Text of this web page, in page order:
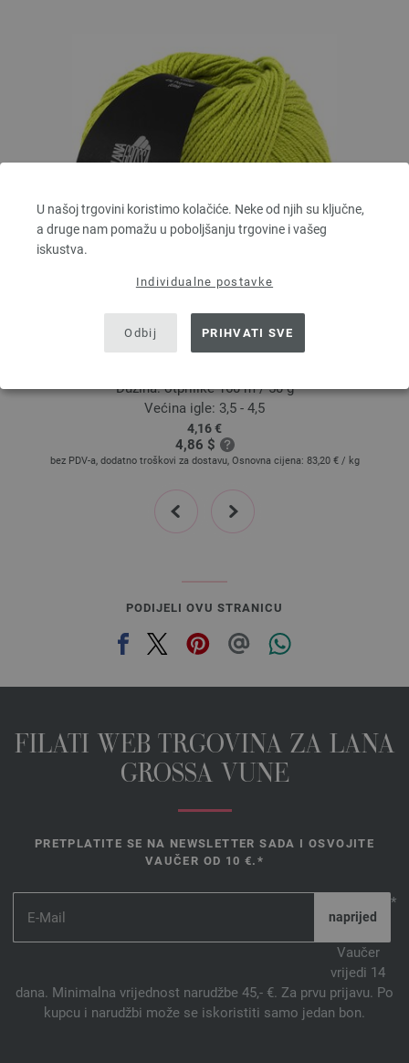
U našoj trgovini koristimo kolačiće. Neke od njih su ključne,
a druge nam pomažu u poboljšanju trgovine i vašeg
iskustva.
Individualne postavke
Odbij PRIHVATI SVE
ELASTICO
Dužina: otprilike 160 m / 50 g
Većina igle: 3,5 - 4,5
4,16 €
4,86 $
bez PDV-a, dodatno troškovi za dostavu, Osnovna cijena: 83,20 € / kg
prev next
PODIJELI OVU STRANICU
FILATI WEB TRGOVINA ZA LANA
GROSSA VUNE
PRETPLATITE SE NA NEWSLETTER SADA I OSVOJITE
VAUČER OD 10 €.*
*
Vaučer
vrijedi 14
dana. Minimalna vrijednost narudžbe 45,- €. Za prvu prijavu. Po
kupcu i narudžbi može se iskoristiti samo jedan bon.